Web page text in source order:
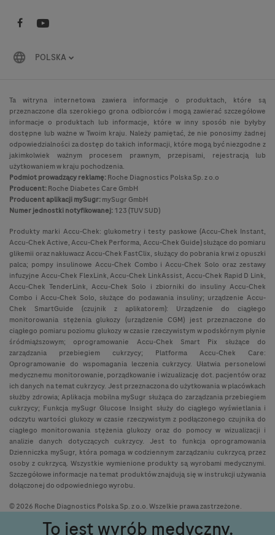
POLSKA
Ta witryna internetowa zawiera informacje o produktach, które są
przeznaczone dla szerokiego grona odbiorców i mogą zawierać szczegółowe
informacje o produktach lub informacje, które w inny sposób nie byłyby
dostępne lub ważne w Twoim kraju. Należy pamiętać, że nie ponosimy żadnej
odpowiedzialności za dostęp do takich informacji, które mogą być niezgodne z
jakimkolwiek ważnym procesem prawnym, przepisami, rejestracją lub
użytkowaniem w kraju pochodzenia.
Podmiot prowadzący reklamę:Roche Diagnostics Polska Sp. z o.o
Producent:Roche Diabetes Care GmbH
Producent aplikacji mySugr:mySugr GmbH
Numer jednostki notyfikowanej:123 (TUV SUD)
Produkty marki Accu-Chek: glukometry i testy paskowe (Accu-Chek Instant,
Accu-Chek Active, Accu-Chek Performa, Accu-Chek Guide) służące do pomiaru
glikemii oraz nakłuwacz Accu-Chek FastClix, służący do pobrania krwi z opuszki
palca; pompy insulinowe Accu-Chek Combo i Accu-Chek Solo oraz zestawy
infuzyjne Accu-Chek FlexLink, Accu-Chek LinkAssist, Accu-Chek Rapid D Link,
Accu-Chek TenderLink, Accu-Chek Solo i zbiorniki do insuliny Accu-Chek
Combo i Accu-Chek Solo, służące do podawania insuliny; urządzenie Accu-
Chek SmartGuide (czujnik z aplikatorem): Urządzenie do ciągłego
monitorowania stężenia glukozy (urządzenie CGM) jest przeznaczone do
ciągłego pomiaru poziomu glukozy w czasie rzeczywistym w podskórnym płynie
śródmiąższowym; oprogramowanie Accu-Chek Smart Pix służące do
zarządzania przebiegiem cukrzycy; Platforma Accu-Chek Care:
Oprogramowanie do wspomagania leczenia cukrzycy. Ułatwia personelowi
medycznemu monitorowanie, porządkowanie i wizualizację dot. pacjentów oraz
ich danych na temat cukrzycy. Jest przeznaczona do użytkowania w placówkach
służby zdrowia; Aplikacja mobilna mySugr służąca do zarządzania przebiegiem
cukrzycy; Funkcja mySugr Glucose Insight służy do ciągłego wyświetlania i
odczytu wartości glukozy w czasie rzeczywistym z podłączonego czujnika do
ciągłego monitorowania stężenia glukozy oraz do pomocy w wizualizacji i
analizie danych dotyczących cukrzycy. Jest to funkcja oprogramowania
Dzienniczka mySugr, która pomaga w codziennym zarządzaniu cukrzycą przez
osoby z cukrzycą. Wszystkie wymienione produkty są wyrobami medycznymi.
Szczegółowe informacje na temat produktów znajdują się w instrukcji używania
dołączonej do odpowiedniego wyrobu.
© 2026 Roche Diagnostics Polska Sp. z o.o. Wszelkie prawa zastrzeżone.
To jest wyrób medyczny.